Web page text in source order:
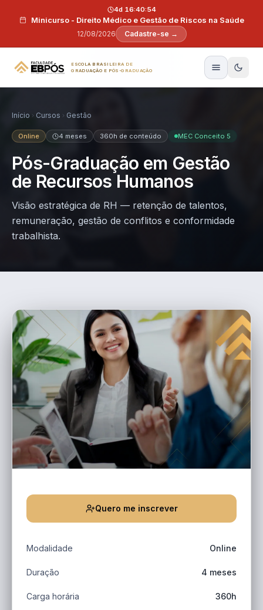
Minicurso - Direito Médico e Gestão de Riscos na Saúde
12/08/2026
4d 16:40:53
Cadastre-se →
ESCOLA BRASILEIRA DE
GRADUAÇÃO E PÓS-GRADUAÇÃO
Início Cursos Gestão
Online 4 meses 360h de conteúdo MEC Conceito 5
Pós-Graduação em Gestão
de Recursos Humanos
Visão estratégica de RH — retenção de talentos,
remuneração, gestão de conflitos e conformidade
trabalhista.
Quero me inscrever
Modalidade Online
Duração 4 meses
Carga horária 360h